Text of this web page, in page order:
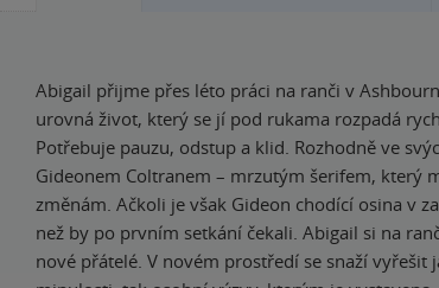
Abigail přijme přes léto práci na ranči v
urovná život, který se jí pod rukama rozpadá
Potřebuje pauzu, odstup a klid. Rozhodně ve
Gideonem Coltranem – mrzutým šerifem, který
změnám. Ačkoli je však Gideon chodící osina v
než by po prvním setkání čekali. Abigail si na
nové přátelé. V novém prostředí se snaží vyřešit